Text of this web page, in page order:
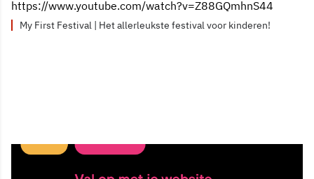
https://www.youtube.com/watch?v=Z88GQmhnS44
My First Festival | Het allerleukste festival voor kinderen!